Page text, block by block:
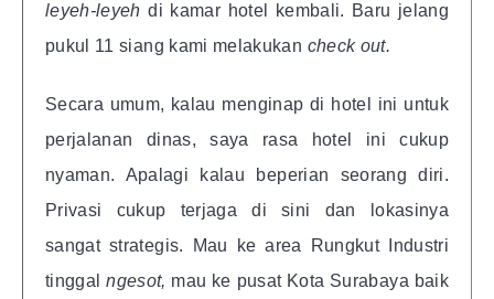
leyeh-leyehdi kamar hotel kembali. Baru jelang
pukul 11 siang kami melakukan check out.
Secara umum, kalau menginap di hotel ini untuk
perjalanan dinas, saya rasa hotel ini cukup
nyaman. Apalagi kalau beperian seorang diri.
Privasi cukup terjaga di sini dan lokasinya
sangat strategis. Mau ke area Rungkut Industri
tinggalngesot, mau ke pusat Kota Surabaya baik